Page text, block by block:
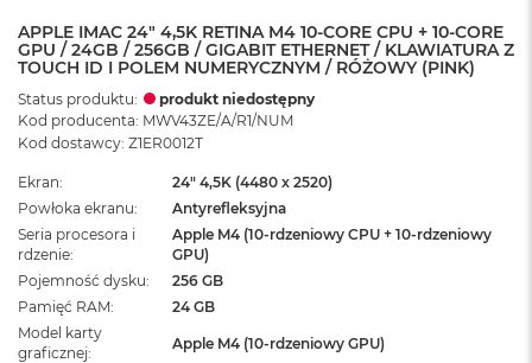
APPLE IMAC 24" 4,5K RETINA M4 10-CORE CPU + 10-CORE
GPU / 24GB / 256GB / GIGABIT ETHERNET / KLAWIATURA Z
TOUCH ID I POLEM NUMERYCZNYM / RÓŻOWY (PINK)
Status produktu:
produkt niedostępny
Kod producenta: MWV43ZE/A/R1/NUM
Kod dostawcy: Z1ER0012T
Ekran
24" 4,5K (4480 x 2520)
Powłoka ekranu
Antyrefleksyjna
Seria procesora i
rdzenie
Apple M4 (10-rdzeniowy CPU + 10-rdzeniowy
GPU)
Pojemność dysku
256 GB
Pamięć RAM
24 GB
Model karty
graficznej
Apple M4 (10-rdzeniowy GPU)